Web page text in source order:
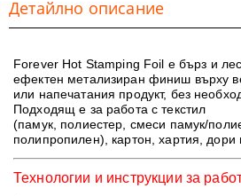
Детайлно описание
Forever Hot Stamping Foil е бърз и
ефектен метализиран финиш върху
или напечатания продукт, без
Подходящ е за работа с текстил
(памук, полиестер, смеси памук/
полипропилен), картон, хартия, дори
Технологии и инструкции за